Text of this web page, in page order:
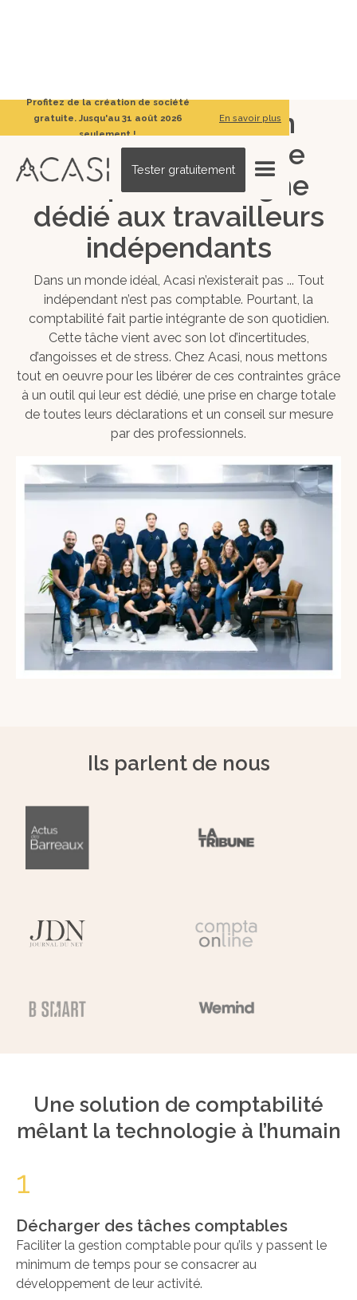
Profitez de la création de société
gratuite. Jusqu'au 31 août 2026
seulement !
En savoir plus
Tester gratuitement
Nous sommes un
cabinet d’expertise
comptable en ligne
dédié aux travailleurs
indépendants
Dans un monde idéal, Acasi n’existerait pas ... Tout
indépendant n’est pas comptable. Pourtant, la
comptabilité fait partie intégrante de son quotidien.
Cette tâche vient avec son lot d’incertitudes,
d’angoisses et de stress. Chez Acasi, nous mettons
tout en oeuvre pour les libérer de ces contraintes grâce
à un outil qui leur est dédié, une prise en charge totale
de toutes leurs déclarations et un conseil sur mesure
par des professionnels.
Ils parlent de nous
Une solution de comptabilité
mêlant la technologie à l’humain
1
Décharger des tâches comptables
Faciliter la gestion comptable pour qu’ils y passent le
minimum de temps pour se consacrer au
développement de leur activité.